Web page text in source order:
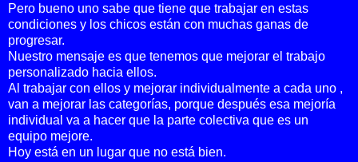
Pero bueno uno sabe que tiene que trabajar en estas
condiciones y los chicos están con muchas ganas de
progresar.
Nuestro mensaje es que tenemos que mejorar el trabajo
personalizado hacia ellos.
Al trabajar con ellos y mejorar individualmente a cada uno ,
van a mejorar las categorías, porque después esa mejoría
individual va a hacer que la parte colectiva que es un
equipo mejore.
Hoy está en un lugar que no está bien.